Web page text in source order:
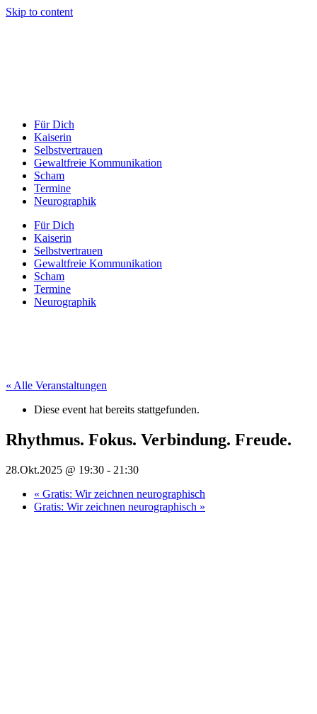
Skip to content
Für Dich
Kaiserin
Selbstvertrauen
Gewaltfreie Kommunikation
Scham
Termine
Neurographik
Für Dich
Kaiserin
Selbstvertrauen
Gewaltfreie Kommunikation
Scham
Termine
Neurographik
« Alle Veranstaltungen
Diese event hat bereits stattgefunden.
Rhythmus. Fokus. Verbindung. Freude.
28.Okt.2025 @ 19:30 - 21:30
« Gratis: Wir zeichnen neurographisch
Gratis: Wir zeichnen neurographisch »